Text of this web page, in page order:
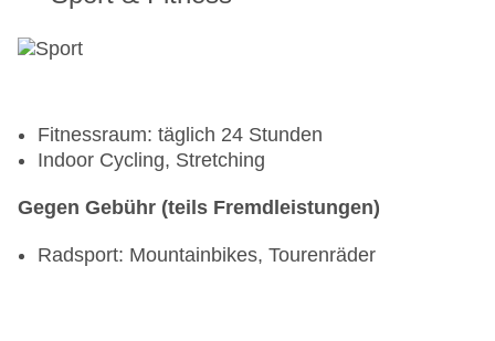
Fitnessraum: täglich 24 Stunden
Indoor Cycling, Stretching
Gegen Gebühr (teils Fremdleistungen)
Radsport: Mountainbikes, Tourenräder